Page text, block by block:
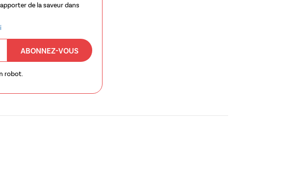
de la saveur dans
robot.
ABONNEZ-VOUS